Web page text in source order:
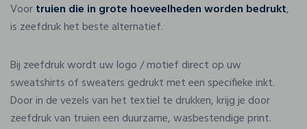
Voortruien die in grote hoeveelheden worden bedrukt,
is zeefdruk het beste alternatief.
Bij zeefdruk wordt uw logo / motief direct op uw
sweatshirts of sweaters gedrukt met een specifieke inkt.
Door in de vezels van het textiel te drukken, krijg je door
zeefdruk van truien een duurzame, wasbestendige print.